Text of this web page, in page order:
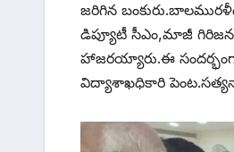
జరిగిన
డిప్యూటీ సీఎం,మాజీ గిరిజన
హాజరయ్యారు.ఈ
విద్యాశాఖధికారి